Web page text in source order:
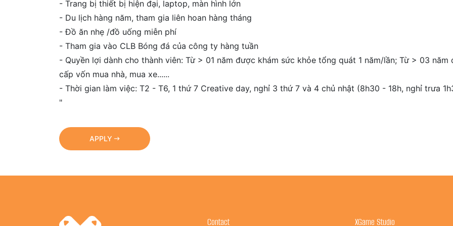
- Trang bị thiết bị hiện đại, laptop, màn hình lớn
- Du lịch hàng năm, tham gia liên hoan hàng tháng
- Đồ ăn nhẹ /đồ uống miễn phí
- Tham gia vào CLB Bóng đá của công ty hàng tuần
- Quyền lợi dành cho thành viên: Từ > 01 năm được khám sức khỏe tổng quát 1 năm/lần; Từ > 03 năm
cấp vốn mua nhà, mua xe......
- Thời gian làm việc: T2 - T6, 1 thứ 7 Creative day, nghỉ 3 thứ 7 và 4 chủ nhật (8h30 - 18h, nghỉ trưa
"
APPLY
Contact XGame Studio